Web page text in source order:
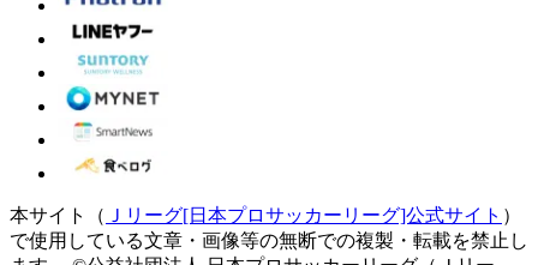
本サイト（ Ｊリーグ[日本プロサッカーリーグ]公式サイト ）
で使用している文章・画像等の無断での複製・転載を禁止し